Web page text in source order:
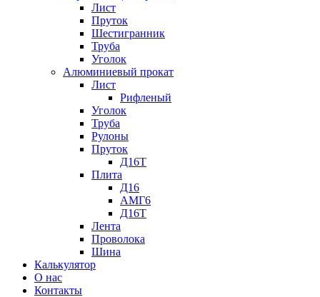
Лист
Пруток
Шестигранник
Труба
Уголок
Алюминиевый прокат
Лист
Рифленый
Уголок
Труба
Рулоны
Пруток
Д16Т
Плита
Д16
АМГ6
Д16Т
Лента
Проволока
Шина
Калькулятор
О нас
Контакты